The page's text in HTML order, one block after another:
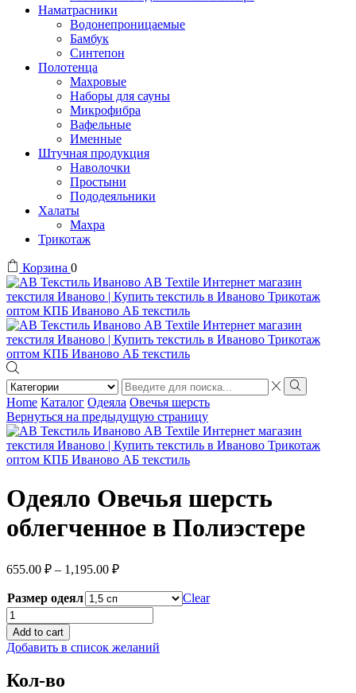
Наматрасники
Водонепроницаемые
Бамбук
Синтепон
Полотенца
Махровые
Наборы для сауны
Микрофибра
Вафельные
Именные
Штучная продукция
Наволочки
Простыни
Пододеяльники
Халаты
Махра
Трикотаж
Корзина 0
Search
input
Search
Home Каталог Одеяла Овечья шерсть
Вернуться на предыдущую страницу
Одеяло Овечья шерсть
облегченное в Полиэстере
655.00 ₽ – 1,195.00 ₽
Размер одеял
Clear
Одеяло
Овечья
шерсть
облегченное
Полиэстере
Add to cart
Добавить в список желаний
Кол-во